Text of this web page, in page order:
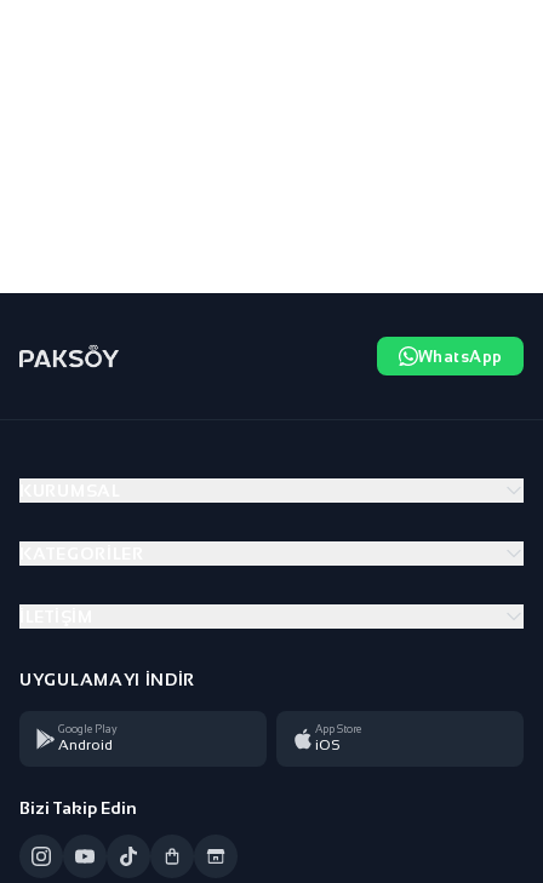
WhatsApp
UYGULAMAYI İNDIR
Google Play
Android
App Store
iOS
Bizi Takip Edin